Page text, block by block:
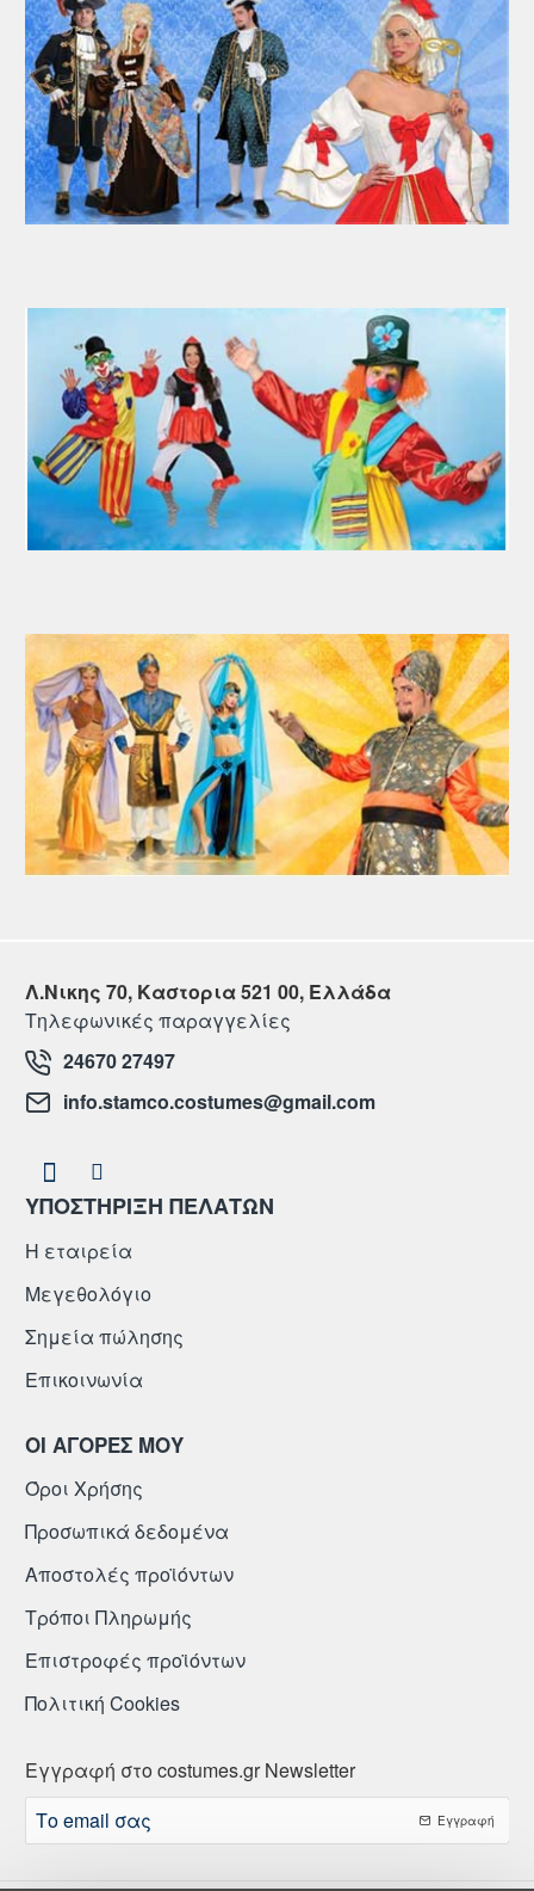
Λ.Νικης 70, Καστορια 521 00, Ελλάδα
Τηλεφωνικές παραγγελίες
24670 27497
info.stamco.costumes@gmail.com
ΥΠΟΣΤΗΡΙΞΗ ΠΕΛΑΤΩΝ
Η εταιρεία
Μεγεθολόγιο
Σημεία πώλησης
Επικοινωνία
ΟΙ ΑΓΟΡΕΣ ΜΟΥ
Όροι Χρήσης
Προσωπικά δεδομένα
Αποστολές προϊόντων
Τρόποι Πληρωμής
Επιστροφές προϊόντων
Πολιτική Cookies
Εγγραφή στο costumes.gr Newsletter
email
Εγγραφή